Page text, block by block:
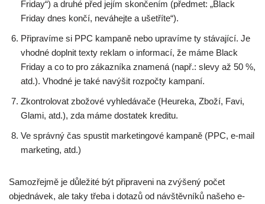
Friday“) a druhé před jejím skončením (předmet: „Black
Friday dnes končí, neváhejte a ušetříte“).
Připravíme si PPC kampaně nebo upravíme ty stávající. Je
vhodné doplnit texty reklam o informací, že máme Black
Friday a co to pro zákazníka znamená (např.: slevy až 50 %,
atd.). Vhodné je také navýšit rozpočty kampaní.
Zkontrolovat zbožové vyhledávače (Heureka, Zboží, Favi,
Glami, atd.), zda máme dostatek kreditu.
Ve správný čas spustit marketingové kampaně (PPC, e-mail
marketing, atd.)
Samozřejmě je důležité být připraveni na zvýšený počet
objednávek, ale taky třeba i dotazů od návštěvníků našeho e-